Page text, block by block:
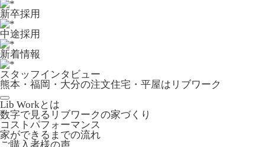
新卒採用
中途採用
新着情報
スタッフインタビュー
熊本・福岡・大分の注文住宅・平屋はリブワーク
Lib Workとは
数字で見るリブワークの家づくり
コストパフォーマンス
家ができるまでの流れ